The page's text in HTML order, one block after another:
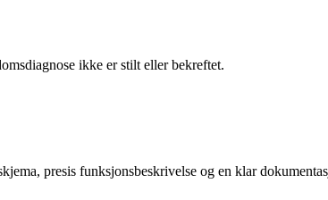
ikke er stilt eller bekreftet.
presis funksjonsbeskrivelse og en klar